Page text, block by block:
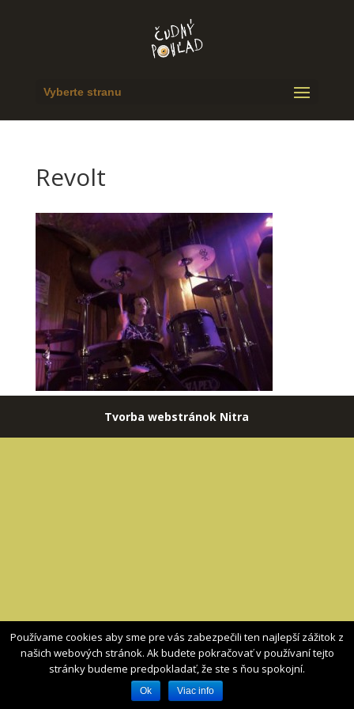
Vyberte stranu
Revolt
Tvorba webstránok Nitra
Používame cookies aby sme pre vás zabezpečili ten najlepší zážitok z
našich webových stránok. Ak budete pokračovať v používaní tejto
stránky budeme predpokladať, že ste s ňou spokojní.
Ok Viac info